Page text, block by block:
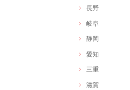
長野
岐阜
静岡
愛知
三重
滋賀